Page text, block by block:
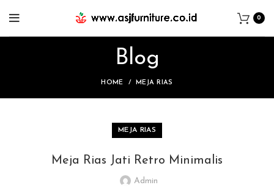
0
Blog
HOME MEJA RIAS
MEJA RIAS
Meja Rias Jati Retro Minimalis
Admin